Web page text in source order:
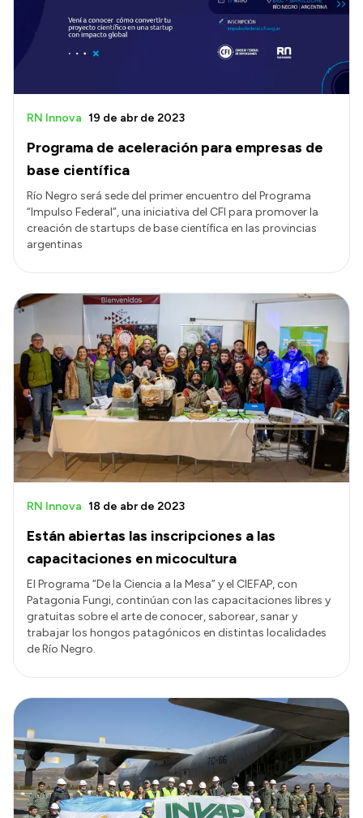
Programa de aceleración para empresas de
base científica
RN Innova 19 de abr de 2023
Río Negro será sede del primer encuentro del Programa
“Impulso Federal”, una iniciativa del CFI para promover la
creación de startups de base científica en las provincias
argentinas
Están abiertas las inscripciones a las
capacitaciones en micocultura
RN Innova 18 de abr de 2023
El Programa “De la Ciencia a la Mesa” y el CIEFAP, con
Patagonia Fungi, continúan con las capacitaciones libres y
gratuitas sobre el arte de conocer, saborear, sanar y
trabajar los hongos patagónicos en distintas localidades
de Río Negro.